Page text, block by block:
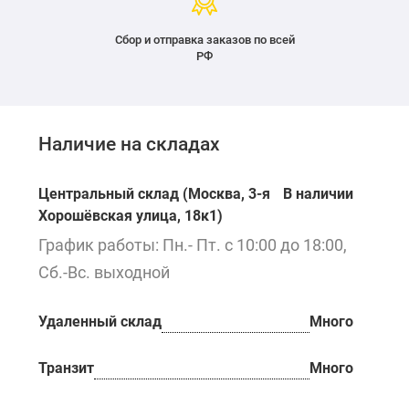
Сбор и отправка заказов по всей
РФ
Наличие на складах
Центральный склад (Москва, 3-я
Хорошёвская улица, 18к1)
В наличии
График работы: Пн.- Пт. с 10:00 до 18:00,
Сб.-Вс. выходной
Удаленный склад Много
Транзит Много